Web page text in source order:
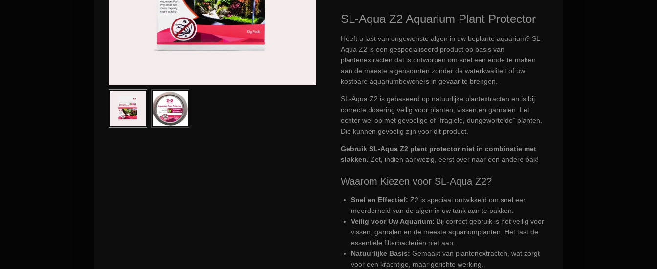
SL-Aqua Z2 Aquarium Plant Protector
Heeft u last van ongewenste algen in uw beplante aquarium? SL-
Aqua Z2 is een gespecialiseerd product op basis van
plantenextracten dat is ontworpen om snel een einde te maken
aan de meeste algensoorten zonder de waterkwaliteit of uw
kostbare aquariumbewoners in gevaar te brengen.
SL-Aqua Z2 is gebaseerd op natuurlijke plantextracten en is bij
correcte dosering veilig voor planten, vissen en garnalen. Let
echter wel op met gevoelige of “fragiele, dungewortelde” planten.
Die kunnen gevoelig zijn voor dit product.
Gebruik SL-Aqua Z2 plant protector niet in combinatie met
slakken. Zet, indien aanwezig, eerst over naar een andere bak!
Waarom Kiezen voor SL-Aqua Z2?
Snel en Effectief: Z2 is speciaal ontwikkeld om snel een
meerderheid van de algen in uw tank aan te pakken.
Veilig voor Uw Aquarium: Bij correct gebruik is het veilig voor
vissen, garnalen en de meeste aquariumplanten. Het tast de
essentiële filterbacteriën niet aan.
Natuurlijke Basis: Gemaakt van plantenextracten, wat zorgt
voor een krachtige, maar gerichte werking.